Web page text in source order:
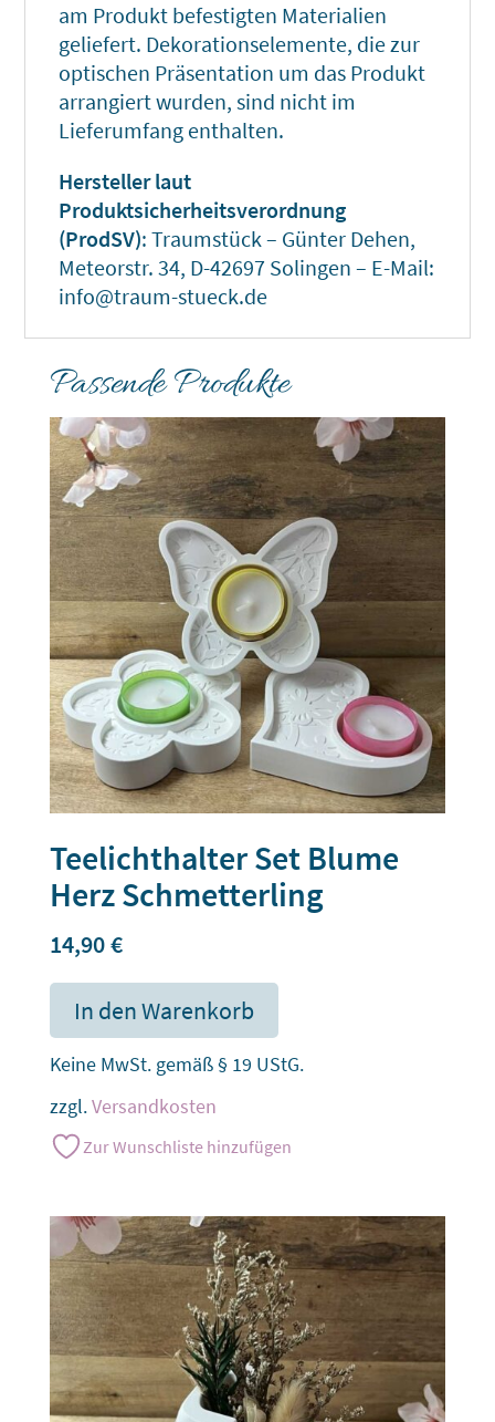
am Produkt befestigten Materialien
geliefert. Dekorationselemente, die zur
optischen Präsentation um das Produkt
arrangiert wurden, sind nicht im
Lieferumfang enthalten.
Hersteller laut
Produktsicherheitsverordnung
(ProdSV): Traumstück – Günter Dehen,
Meteorstr. 34, D-42697 Solingen – E-Mail:
info@traum-stueck.de
Passende Produkte
Teelichthalter Set Blume
Herz Schmetterling
14,90€
In den Warenkorb
Keine MwSt. gemäß § 19 UStG.
zzgl.Versandkosten
Zur Wunschliste hinzufügen